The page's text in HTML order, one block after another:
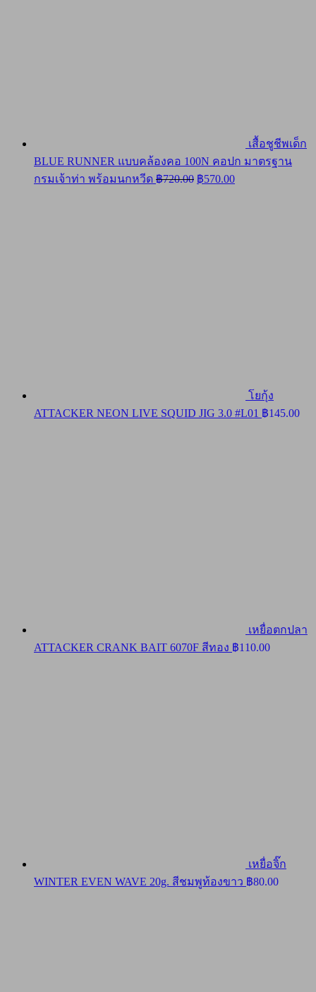
เสื้อชูชีพเด็ก
BLUE RUNNER แบบคล้องคอ 100N คอปก มาตรฐาน
กรมเจ้าท่า พร้อมนกหวีด ฿720.00 Original
price
฿570.00Current
price
โยกุ้ง
ATTACKER NEON LIVE SQUID JIG 3.0 #L01 ฿145.00
เหยื่อตกปลา
ATTACKER CRANK BAIT 6070F สีทอง ฿110.00
เหยื่อจิ๊ก
WINTER EVEN WAVE 20g. สีชมพูท้องขาว ฿80.00